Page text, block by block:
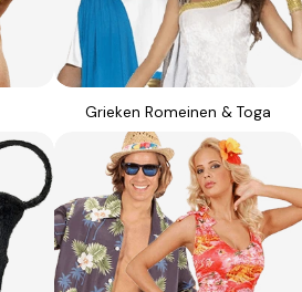
Grieken Romeinen & Toga